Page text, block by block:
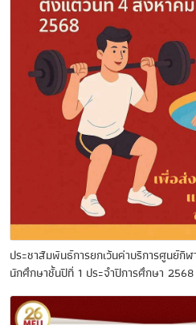
ประชาสัมพันธ์การยกเว้นค่าบริการศูนย์กี
นักศึกษาชั้นปีที่ 1 ประจำปีการศึกษา 2568